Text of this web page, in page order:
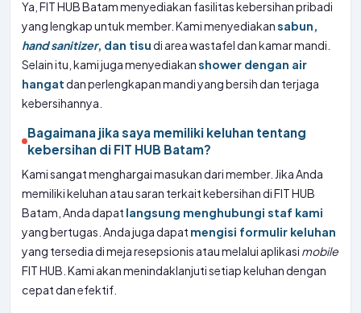
Ya, FIT HUB Batam menyediakan fasilitas kebersihan pribadi
yang lengkap untuk member. Kami menyediakansabun,
hand sanitizer, dan tisudi area wastafel dan kamar mandi.
Selain itu, kami juga menyediakanshower dengan air
hangatdan perlengkapan mandi yang bersih dan terjaga
kebersihannya.
Bagaimana jika saya memiliki keluhan tentang
kebersihan di FIT HUB Batam?
Kami sangat menghargai masukan dari member. Jika Anda
memiliki keluhan atau saran terkait kebersihan di FIT HUB
Batam, Anda dapat langsung menghubungi staf kami
yang bertugas. Anda juga dapat mengisi formulir keluhan
yang tersedia di meja resepsionis atau melalui aplikasi mobile
FIT HUB. Kami akan menindaklanjuti setiap keluhan dengan
cepat dan efektif.